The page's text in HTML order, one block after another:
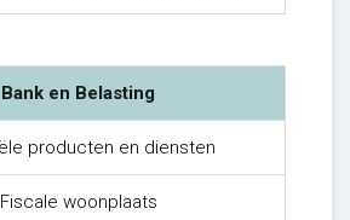
Bank en Belasting
producten en diensten
Fiscale woonplaats